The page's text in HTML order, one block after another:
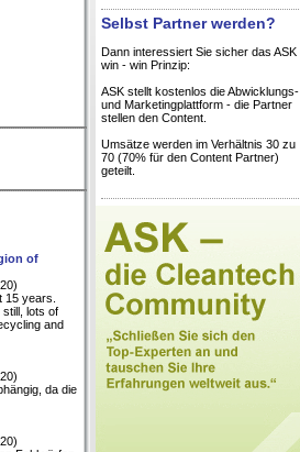
of
years.
lots of
and
da die
Selbst Partner werden?
Dann interessiert Sie sicher das ASK
win - win Prinzip:
ASK stellt kostenlos die Abwicklungs-
und Marketingplattform - die Partner
stellen den Content.
Umsätze werden im Verhältnis 30 zu
70 (70% für den Content Partner)
geteilt.